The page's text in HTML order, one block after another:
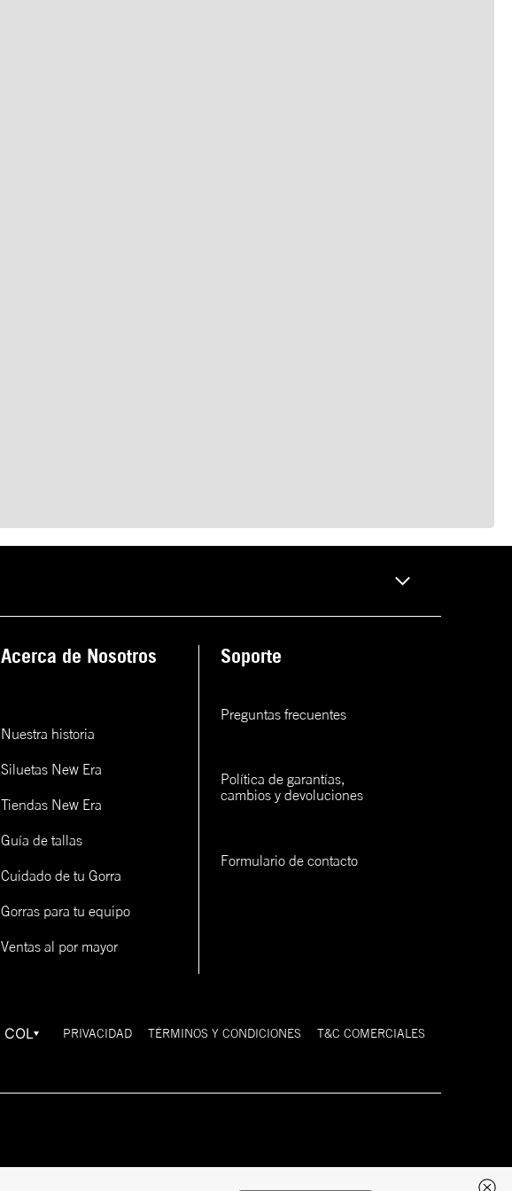
Acerca de Nosotros
Nuestra historia
Siluetas New Era
Tiendas New Era
Guía de tallas
Cuidado de tu Gorra
Gorras para tu equipo
Ventas al por mayor
Soporte
Preguntas frecuentes
Política de garantías,
cambios y devoluciones
Formulario de contacto
COL PRIVACIDAD TÉRMINOS Y CONDICIONES T&C COMERCIALES